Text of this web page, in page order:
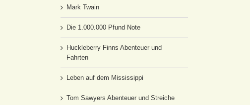
Mark Twain
Die 1.000.000 Pfund Note
Huckleberry Finns Abenteuer und
Fahrten
Leben auf dem Mississippi
Tom Sawyers Abenteuer und Streiche